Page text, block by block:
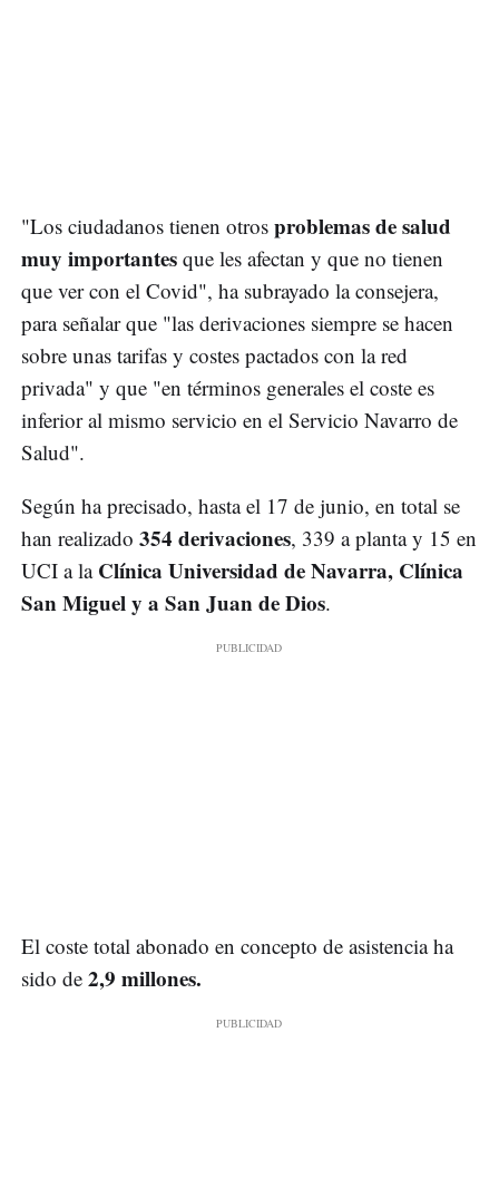
"Los ciudadanos tienen otros problemas de salud
muy importantes que les afectan y que no tienen
que ver con el Covid", ha subrayado la consejera,
para señalar que "las derivaciones siempre se hacen
sobre unas tarifas y costes pactados con la red
privada" y que "en términos generales el coste es
inferior al mismo servicio en el Servicio Navarro de
Salud".
Según ha precisado, hasta el 17 de junio, en total se
han realizado 354 derivaciones, 339 a planta y 15 en
UCI a la Clínica Universidad de Navarra, Clínica
San Miguel y a San Juan de Dios.
El coste total abonado en concepto de asistencia ha
sido de 2,9 millones.